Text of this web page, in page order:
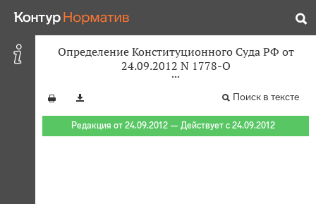
Определение Конституционного Суда РФ от
24.09.2012 N 1778-О
Поиск в тексте
Редакция от 24.09.2012 — Действует с 24.09.2012